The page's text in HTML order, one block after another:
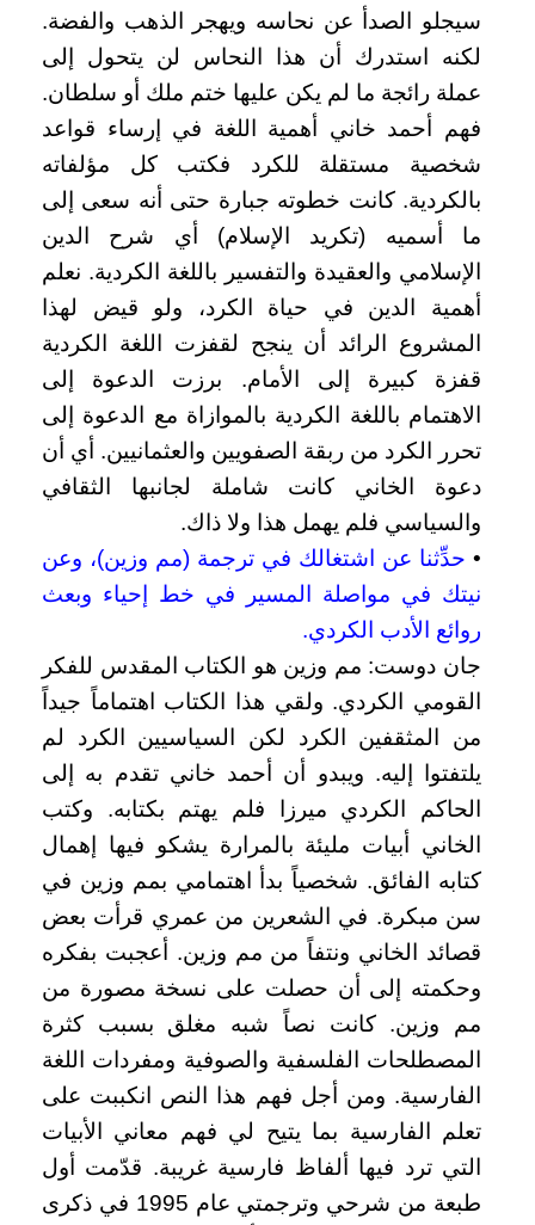
سيجلو الصدأ عن نحاسه ويهجر الذهب والفضة.
لكنه استدرك أن هذا النحاس لن يتحول إلى
عملة رائجة ما لم يكن عليها ختم ملك أو سلطان.
فهم أحمد خاني أهمية اللغة في إرساء قواعد
شخصية مستقلة للكرد فكتب كل مؤلفاته
بالكردية. كانت خطوته جبارة حتى أنه سعى إلى
ما أسميه (تكريد الإسلام) أي شرح الدين
الإسلامي والعقيدة والتفسير باللغة الكردية. نعلم
أهمية الدين في حياة الكرد، ولو قيض لهذا
المشروع الرائد أن ينجح لقفزت اللغة الكردية
قفزة كبيرة إلى الأمام. برزت الدعوة إلى
الاهتمام باللغة الكردية بالموازاة مع الدعوة إلى
تحرر الكرد من ربقة الصفويين والعثمانيين. أي أن
دعوة الخاني كانت شاملة لجانبها الثقافي
والسياسي فلم يهمل هذا ولا ذاك.
• حدِّثنا عن اشتغالك في ترجمة (مم وزين)، وعن
نيتك في مواصلة المسير في خط إحياء وبعث
روائع الأدب الكردي.
جان دوست: مم وزين هو الكتاب المقدس للفكر
القومي الكردي. ولقي هذا الكتاب اهتماماً جيداً
من المثقفين الكرد لكن السياسيين الكرد لم
يلتفتوا إليه. ويبدو أن أحمد خاني تقدم به إلى
الحاكم الكردي ميرزا فلم يهتم بكتابه. وكتب
الخاني أبيات مليئة بالمرارة يشكو فيها إهمال
كتابه الفائق. شخصياً بدأ اهتمامي بمم وزين في
سن مبكرة. في الشعرين من عمري قرأت بعض
قصائد الخاني ونتفاً من مم وزين. أعجبت بفكره
وحكمته إلى أن حصلت على نسخة مصورة من
مم وزين. كانت نصاً شبه مغلق بسبب كثرة
المصطلحات الفلسفية والصوفية ومفردات اللغة
الفارسية. ومن أجل فهم هذا النص انكببت على
تعلم الفارسية بما يتيح لي فهم معاني الأبيات
التي ترد فيها ألفاظ فارسية غريبة. قدّمت أول
طبعة من شرحي وترجمتي عام 1995 في ذكرى